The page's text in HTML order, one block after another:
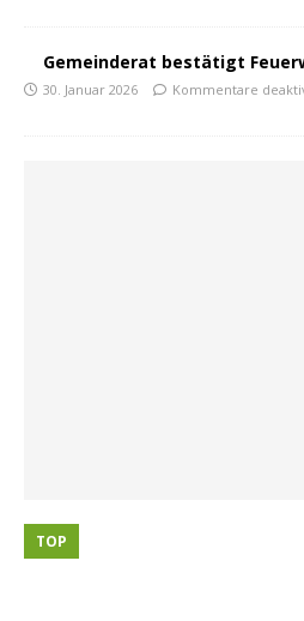
Gemeinderat bestätigt
30. Januar 2026 Kommentare
TOP